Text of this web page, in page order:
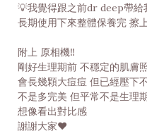
💡我覺得跟之前dr deep帶給
長期使用下來整體保養完 擦
附上 原相機‼️
剛好生理期前 不穩定的肌膚
會長幾顆大痘痘 但已經壓下
不是多完美 但平常不是生理
想像看出對比感
謝謝大家♥️